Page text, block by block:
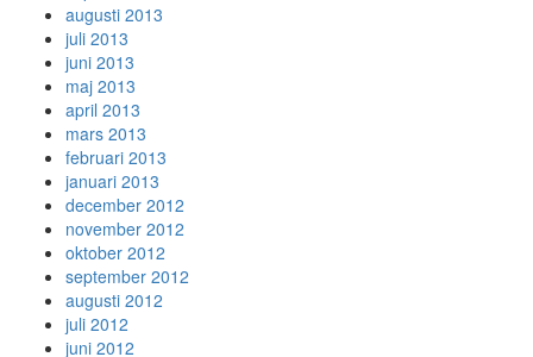
augusti 2013
juli 2013
juni 2013
maj 2013
april 2013
mars 2013
februari 2013
januari 2013
december 2012
november 2012
oktober 2012
september 2012
augusti 2012
juli 2012
juni 2012